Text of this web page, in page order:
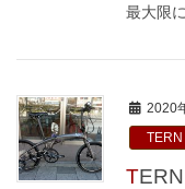
最大限
2020
TERN
TERN ターン ヴァージュ P10 2021